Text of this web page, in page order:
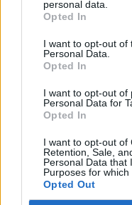
personal data.
Opted In
I want to opt-out of
Personal Data.
Opted In
I want to opt-out of
Personal Data for
Opted In
I want to opt-out of
Retention, Sale,
Personal Data that
Purposes for which
Opted Out
Az előfizetés a
Portfolio.hu
Kötéslisták: BÉT
kötéslistái
MÁR ELŐFIZETŐNK